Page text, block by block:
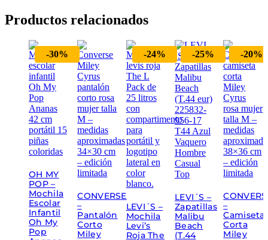
Productos relacionados
-30%
OH MY
POP –
Mochila
Escolar
Infantil
Oh My
Pop
CONVERSE
–
Pantalón
Corto
Miley
-24%
LEVI´S –
Mochila
Levi’s
Roja The
-25%
LEVI´S –
Zapatillas
Malibu
Beach
(T.44
-20%
–
Camiseta
Corta
Miley